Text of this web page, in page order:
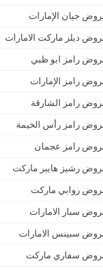
جيان الإمارات
ديلز ماركت الامارات
رامز ابو ظبي
رامز الإمارات
رامز الشارقة
رامز رأس الخيمة
رامز عجمان
رشيز هايبر ماركت
روابي ماركت
سبار الامارات
سبينس الامارات
سفاري ماركت